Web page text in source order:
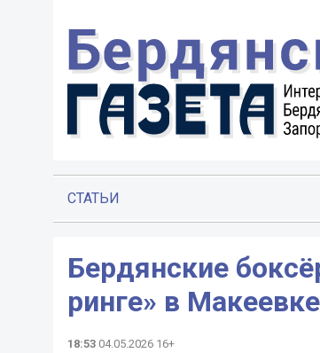
СТАТЬИ
Бердянские
ринге» в Макеевке
18:53 04.05.2026 16+